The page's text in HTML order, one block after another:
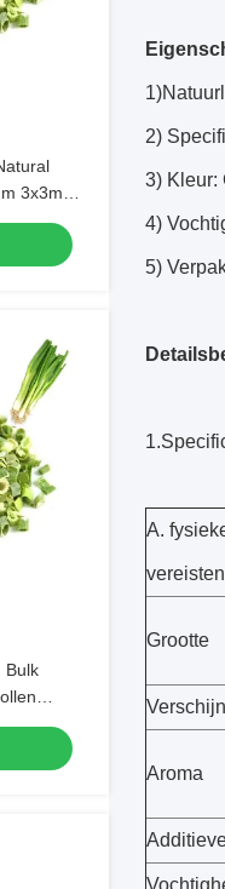
3x3mm
Bulk
Smaak
Vocht
2)
3) Kleur:
4)
5)
A.
vereisten
Grootte
Aroma